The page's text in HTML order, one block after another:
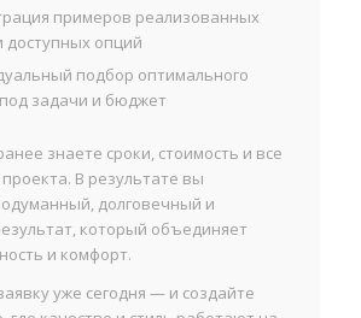
примеров реализованных
опций
подбор оптимального
задачи и бюджет
знаете сроки, стоимость и все
В результате вы
долговечный и
который объединяет
и комфорт.
уже сегодня — и создайте